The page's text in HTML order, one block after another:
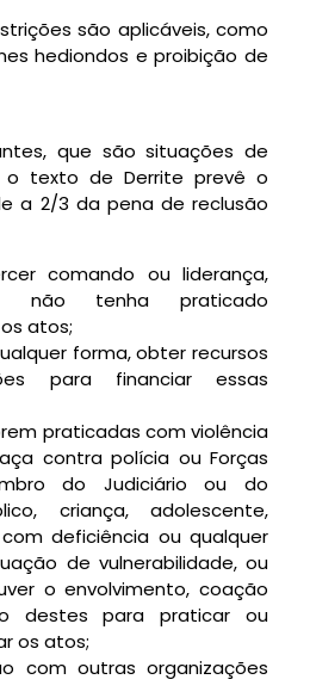
são aplicáveis, como
hediondos e proibição de
que são situações de
o texto de Derrite prevê o
a 2/3 da pena de reclusão
comando ou liderança,
não tenha praticado
atos;
forma, obter recursos
para financiar essas
praticadas com violência
contra polícia ou Forças
do Judiciário ou do
criança, adolescente,
deficiência ou qualquer
de vulnerabilidade, ou
o envolvimento, coação
destes para praticar ou
os atos;
com outras organizações